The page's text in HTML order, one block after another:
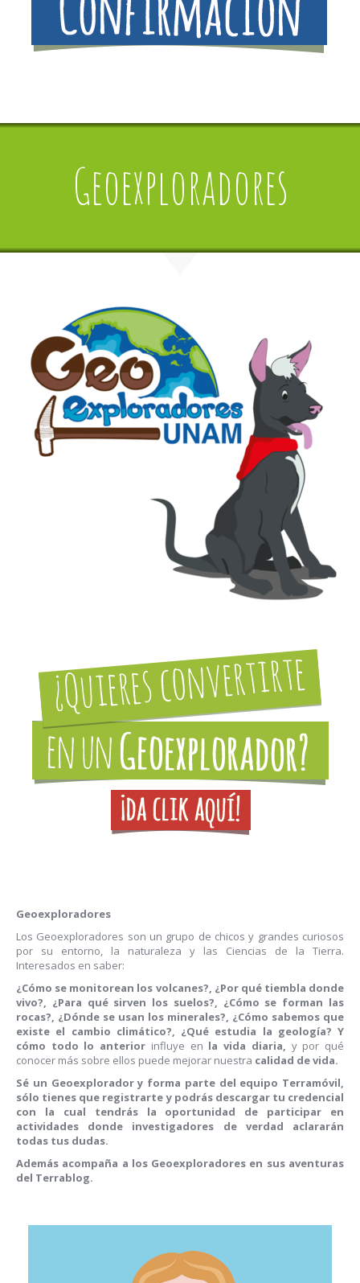
Geoexploradores
Geoexploradores
Los Geoexploradores son un grupo de chicos y grandes curiosos
por su entorno, la naturaleza y las Ciencias de la Tierra.
Interesados en saber:
¿Cómo se monitorean los volcanes?, ¿Por qué tiembla donde
vivo?, ¿Para qué sirven los suelos?, ¿Cómo se forman las
rocas?, ¿Dónde se usan los minerales?, ¿Cómo sabemos que
existe el cambio climático?, ¿Qué estudia la geología? Y
cómo todo lo anterior influye en la vida diaria, y por qué
conocer más sobre ellos puede mejorar nuestra calidad de vida.
Sé un Geoexplorador y forma parte del equipo Terramóvil,
sólo tienes que registrarte y podrás descargar tu credencial
con la cual tendrás la oportunidad de participar en
actividades donde investigadores de verdad aclararán
todas tus dudas.
Además acompaña a los Geoexploradores en sus aventuras
del Terrablog.
10 años - Primaria